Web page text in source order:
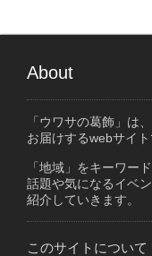
About
「ウワサの葛飾」は
お届けするwebサイト
「地域」をキーワー
話題や気になるイベ
紹介していきます。
このサイトについて